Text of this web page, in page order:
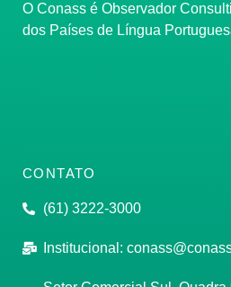
O Conass é Observador Consultivo da Comunidade
dos Países de Língua
CONTATO
(61) 3222-3000
Institucional: